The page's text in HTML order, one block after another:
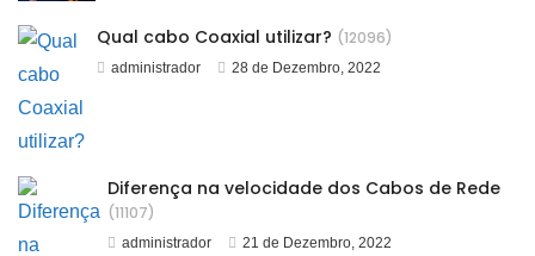
Qual cabo Coaxial utilizar? (12096)
administrador 28 de Dezembro, 2022
Diferença na velocidade dos Cabos de Rede
(11107)
administrador 21 de Dezembro, 2022